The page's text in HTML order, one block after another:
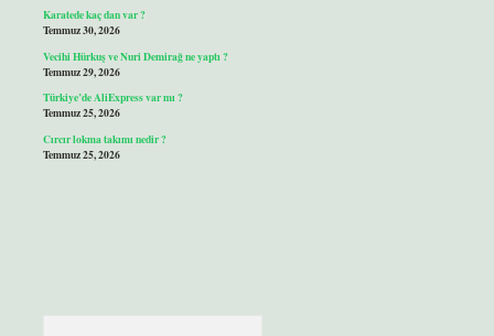
Karatede kaç dan var ?
Temmuz 30, 2026
Vecihi Hürkuş ve Nuri Demirağ ne yaptı ?
Temmuz 29, 2026
Türkiye’de AliExpress var mı ?
Temmuz 25, 2026
Cırcır lokma takımı nedir ?
Temmuz 25, 2026